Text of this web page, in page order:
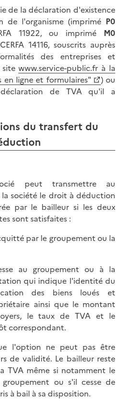
de la déclaration d'existence
de l'organisme (imprimé P0
11922, ou imprimé M0
14116, souscrits auprès
des entreprises et
sitewww.service-public.fr à la
en ligne et formulaires"
) ou
de TVA qu'il a
du transfert du
peut transmettre au
société le droit à déduction
par le bailleur si les deux
sont satisfaites :
par le groupement ou la
au groupement ou à la
qui indique l'identité du
des biens loués et
ainsi que le montant
le taux de TVA et le
correspondant.
l'option ne peut pas être
de validité. Le bailleur reste
TVA même si notamment le
ou s'il cesse de
à bail à sa disposition.